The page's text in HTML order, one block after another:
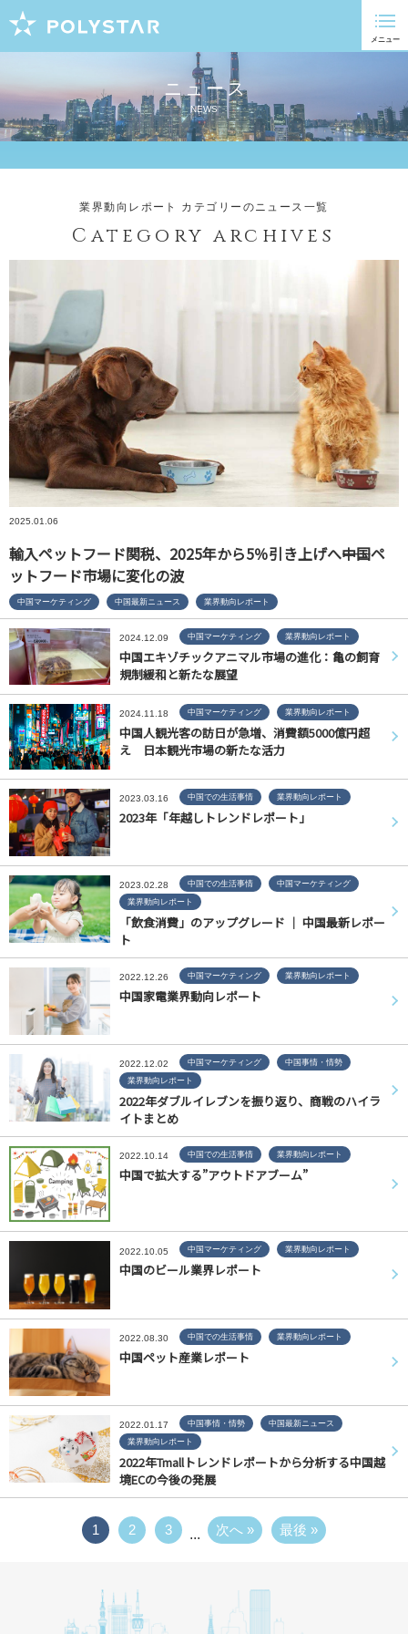
ニュース
NEWS
業界動向レポート カテゴリーのニュース一覧
Category archives
2025.01.06
輸入ペットフード関税、2025年から5％引き上げへ――中国ペ
ットフード市場に変化の波
中国マーケティング 中国最新ニュース 業界動向レポート
2024.12.09 中国マーケティング 業界動向レポート
中国エキゾチックアニマル市場の進化：亀の飼育
規制緩和と新たな展望
2024.11.18 中国マーケティング 業界動向レポート
中国人観光客の訪日が急増、消費額5000億円超
え 日本観光市場の新たな活力
2023.03.16 中国での生活事情 業界動向レポート
2023年「年越しトレンドレポート」
2023.02.28 中国での生活事情
中国マーケティング
業界動向レポート
「飲食消費」のアップグレード │ 中国最新レポー
ト
2022.12.26 中国マーケティング 業界動向レポート
中国家電業界動向レポート
2022.12.02 中国マーケティング
中国事情・情勢
業界動向レポート
2022年ダブルイレブンを振り返り、商戦のハイラ
イトまとめ
2022.10.14 中国での生活事情 業界動向レポート
中国で拡大する”アウトドアブーム”
2022.10.05 中国マーケティング 業界動向レポート
中国のビール業界レポート
2022.08.30 中国での生活事情 業界動向レポート
中国ペット産業レポート
2022.01.17 中国事情・情勢
中国最新ニュース
業界動向レポート
2022年Tmallトレンドレポートから分析する中国越
境ECの今後の発展
1 2 3 ... 次へ » 最後 »